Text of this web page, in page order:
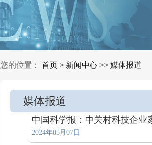
您的位置： 首页> 新闻中心>> 媒体报道
媒体报道
中国科学报：中关村科技企业
2024年05月07日